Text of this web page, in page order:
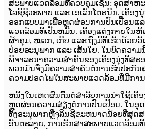
ສະພາບແວດລ້ອມທີ່ຄວບຄຸມເຊັ່ນ: ອຸດສາຫະ
ໂລຊີຊີວະພາບ ແລະ ເອເລັກໂຕຣນິກ. ເຄື່ອງ
ອອກແບບມາເພື່ອຫຼຸດຜ່ອນການປົນເປື້ອນແ
ແວດລ້ອມທີ່ເປັນຫມັນ. ເຄື່ອງແຕ່ງກາຍໃນ
ຜ້າຄຸມ, ໝວກ, ເກີບ ແລະ ຖົງມືທີ່ເຮັດດ້ວຍ
ປ່ອຍອະນຸພາກ ແລະ ເສັ້ນໃຍ. ໃນບົດຄວາມ
ພິຈາລະນາຄວາມສໍາຄັນຂອງເຄື່ອງນຸ່ງທີ່ສະ
ພວກມັນຈຶ່ງມີຄວາມສໍາຄັນຕໍ່ການຮັບປະກັນ
ຄວາມປອດໄພໃນສະພາບແວດລ້ອມທີ່ມີກາ
ຫນຶ່ງໃນເຫດຜົນຕົ້ນຕໍສໍາລັບການນໍາໃຊ້ເຄື່ອ
ຫຼຸດຜ່ອນຄວາມສ່ຽງຕໍ່ການປົນເປື້ອນ. ໃນອຸ
ທັ້ງອະນຸພາກຫຼືຈຸລິນຊີຂະຫນາດນ້ອຍທີ່ສຸດ
ອັນຕະລາຍ, ການຮັກສາສະພາບແວດລ້ອມ